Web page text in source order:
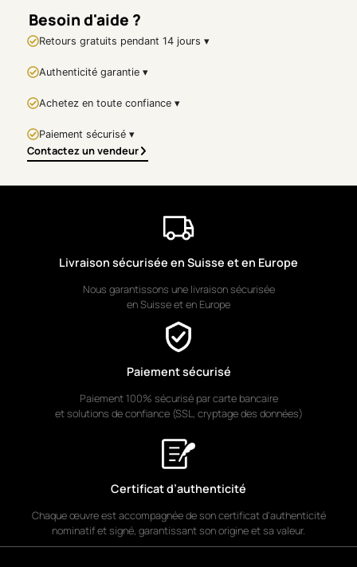
Contemporary marine
painting
🇩🇪DEUTSCHE
VERSION
Titel
Regatta auf dem Ozean
Künstler
Michael Lefèvre
Technik
Öl auf Leinwandpapier
Stil
Zeitgenössische maritime
Malerei
Beschreibung
Regatta auf dem Ozean
die Kraft des Meeres und die
Spannung des Wettkampfs.
Bewegung, Licht und Farbe
Besoin d'aide ?
Retours gratuits pendant 14 jours ▾
Authenticité garantie ▾
Achetez en toute confiance ▾
Paiement sécurisé ▾
Contactez un vendeur
Livraison sécurisée en Suisse et en Europe
Nous garantissons une livraison sécurisée
en Suisse et en Europe
Paiement sécurisé
Paiement 100% sécurisé par carte bancaire
et solutions de confiance (SSL, cryptage des données)
Certificat d’authenticité
Chaque œuvre est accompagnée de son certificat d’authenticité
nominatif et signé, garantissant son origine et sa valeur.